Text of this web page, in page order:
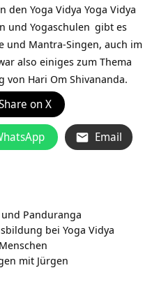
den Yoga Vidya Yoga Vidya
und Yogaschulen gibt es
und Mantra-Singen, auch im
also einiges zum Thema
von Hari Om Shivananda.
on X
Email
Panduranga
bei Yoga Vidya
mit Jürgen